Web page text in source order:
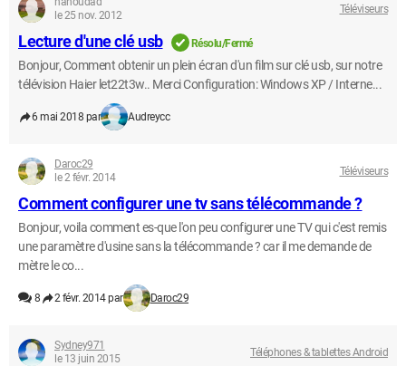
le 25 nov. 2012
Téléviseurs
Lecture d'une clé usb Résolu/Fermé
Bonjour, Comment obtenir un plein écran d'un film sur clé usb, sur notre
télévision Haier let22t3w.. Merci Configuration: Windows XP / Interne...
6 mai 2018 par Audreycc
Daroc29
le 2 févr. 2014
Téléviseurs
Comment configurer une tv sans télécommande ?
Bonjour, voila comment es-que l'on peu configurer une TV qui c'est remis
une paramètre d'usine sans la télécommande ? car il me demande de
mètre le co...
8 2 févr. 2014 par Daroc29
Sydney971
le 13 juin 2015
Téléphones & tablettes Android